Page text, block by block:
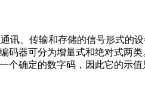
讯、传输和存储的信号形式
码器可分为增量式和绝对式两
确定的数字码，因此它的示